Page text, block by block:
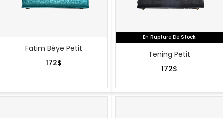
Fatim Bèye Petit
172$
En Rupture De Stock
Tening Petit
172$